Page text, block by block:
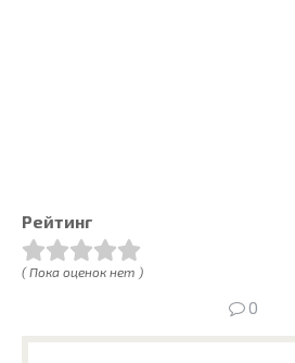
Рейтинг
( Пока оценок нет )
0